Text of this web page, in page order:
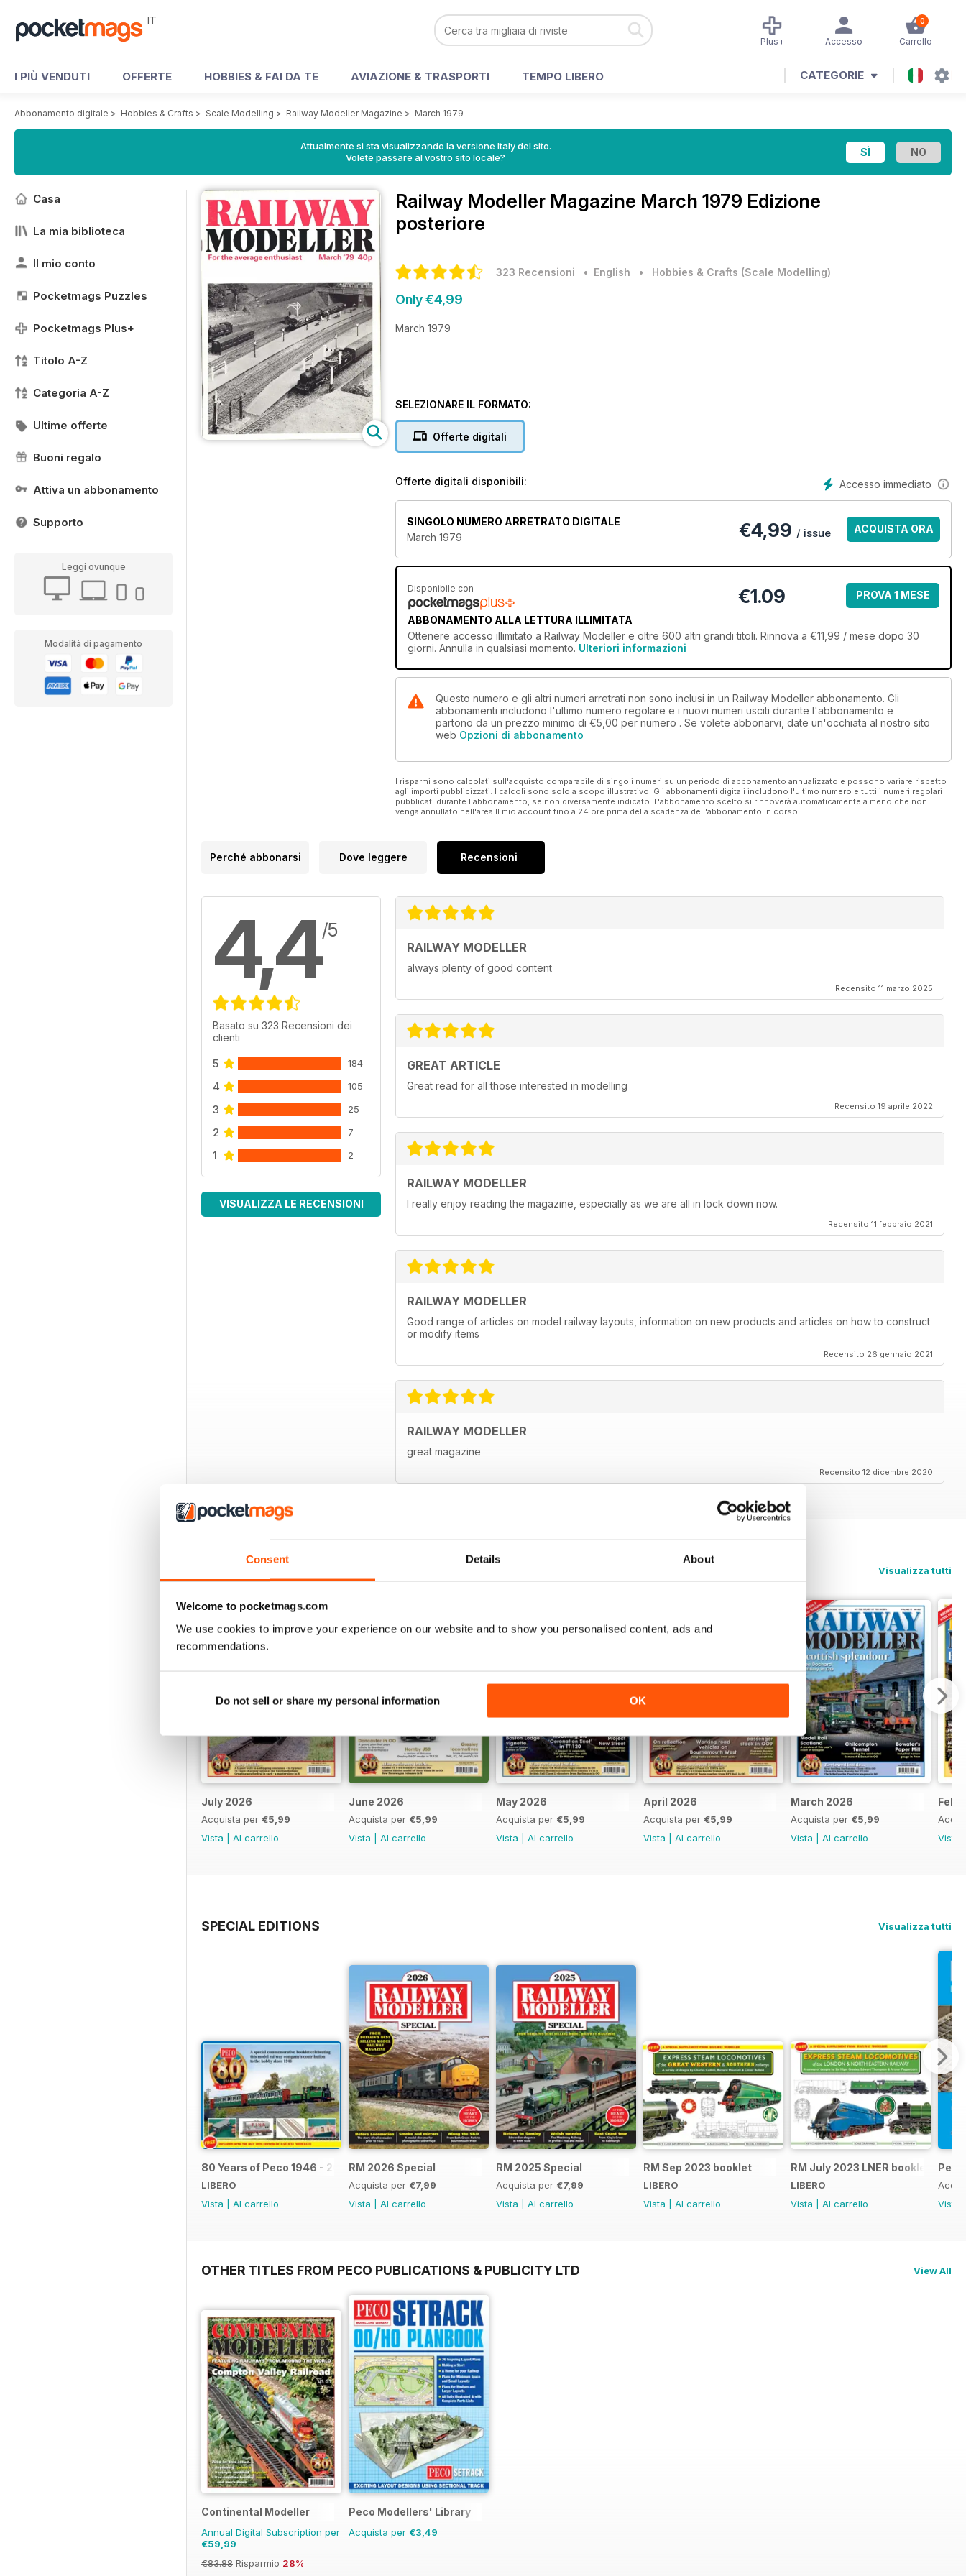
Consent Details About
Welcome to pocketmags.com
We use cookies to improve your experience on our website and to show you personalised content, ads and
recommendations.
Do not sell or share my personal information OK
IT 0
Carrello
Accesso
Plus+
I PIÙ VENDUTI OFFERTE HOBBIES & FAI DA TE AVIAZIONE & TRASPORTI TEMPO LIBERO CATEGORIE
Abbonamento digitale > Hobbies & Crafts > Scale Modelling > Railway Modeller Magazine > March 1979
Attualmente si sta visualizzando la versione Italy del sito.
Volete passare al vostro sito locale?
Casa
La mia biblioteca
Il mio conto
Pocketmags Puzzles
Pocketmags Plus+
Titolo A-Z
Categoria A-Z
Ultime offerte
Buoni regalo
Attiva un abbonamento
Supporto
Leggi ovunque
Modalità di pagamento
Railway Modeller Magazine March 1979 Edizione
posteriore
323 Recensioni • English • Hobbies & Crafts (Scale Modelling)
Only €4,99
March 1979
SELEZIONARE IL FORMATO:
Offerte digitali
Accesso immediato
Offerte digitali disponibili:
SINGOLO NUMERO ARRETRATO DIGITALE
March 1979
€4,99 / issue ACQUISTA ORA
Disponibile con
ABBONAMENTO ALLA LETTURA ILLIMITATA
€1.09 PROVA 1 MESE
Ottenere accesso illimitato a Railway Modeller e oltre 600 altri grandi titoli. Rinnova a €11,99 / mese dopo 30
giorni. Annulla in qualsiasi momento. Ulteriori informazioni
Questo numero e gli altri numeri arretrati non sono inclusi in un Railway Modeller abbonamento. Gli
abbonamenti includono l'ultimo numero regolare e i nuovi numeri usciti durante l'abbonamento e
partono da un prezzo minimo di €5,00 per numero . Se volete abbonarvi, date un'occhiata al nostro sito
web Opzioni di abbonamento
I risparmi sono calcolati sull'acquisto comparabile di singoli numeri su un periodo di abbonamento annualizzato e possono variare rispetto
agli importi pubblicizzati. I calcoli sono solo a scopo illustrativo. Gli abbonamenti digitali includono l'ultimo numero e tutti i numeri regolari
pubblicati durante l'abbonamento, se non diversamente indicato. L'abbonamento scelto si rinnoverà automaticamente a meno che non
venga annullato nell'area Il mio account fino a 24 ore prima della scadenza dell'abbonamento in corso.
Perché abbonarsi Dove leggere Recensioni
4,4/5
Basato su 323 Recensioni dei
clienti
5 184
4 105
3 25
2 7
1 2
VISUALIZZA LE RECENSIONI
RAILWAY MODELLER
always plenty of good content
Recensito 11 marzo 2025
GREAT ARTICLE
Great read for all those interested in modelling
Recensito 19 aprile 2022
RAILWAY MODELLER
I really enjoy reading the magazine, especially as we are all in lock down now.
Recensito 11 febbraio 2021
RAILWAY MODELLER
Good range of articles on model railway layouts, information on new products and articles on how to construct
or modify items
Recensito 26 gennaio 2021
RAILWAY MODELLER
great magazine
Recensito 12 dicembre 2020
Visualizza tutti
July 2026
Acquista per €5,99
Vista
Al carrello
June 2026
Acquista per €5,99
Vista
Al carrello
May 2026
Acquista per €5,99
Vista
Al carrello
April 2026
Acquista per €5,99
Vista
Al carrello
March 2026
Acquista per €5,99
Vista
Al carrello
Vista
SPECIAL EDITIONS Visualizza tutti
80 Years of Peco 1946 - 2026
LIBERO
Vista
Al carrello
RM 2026 Special
Acquista per €7,99
Vista
Al carrello
RM 2025 Special
Acquista per €7,99
Vista
Al carrello
RM Sep 2023 booklet
LIBERO
Vista
Al carrello
RM July 2023 LNER booklet
LIBERO
Vista
Al carrello
Vista
OTHER TITLES FROM PECO PUBLICATIONS & PUBLICITY LTD View All
Continental Modeller
Annual Digital Subscription per
€59,99
€83.88 Risparmio 28%
Peco Modellers' Library
Acquista per €3,49